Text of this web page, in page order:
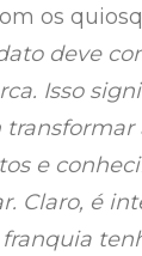
os
deve
Isso
e
Claro, é